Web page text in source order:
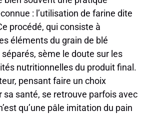
: l’utilisation de farine dite
procédé, qui consiste à
éléments du grain de blé
sème le doute sur les
nutritionnelles du produit final.
pensant faire un choix
sa santé, se retrouve parfois avec
qu’une pâle imitation du pain